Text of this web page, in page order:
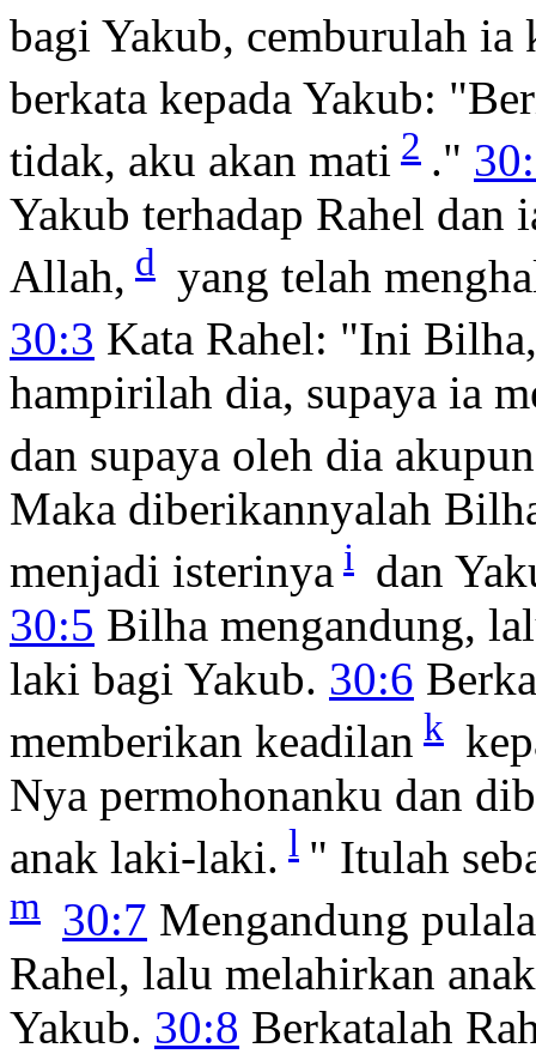
bagi Yakub, cemburulah ia
berkata kepada Yakub:
tidak, aku akan mati 2 ."
Yakub terhadap Rahel
Allah, d yang telah
30:3 Kata Rahel: "Ini Bilha,
hampirilah dia, supaya ia
dan supaya oleh dia
Maka diberikannyalah
menjadi isterinya i
dan
30:5 Bilha mengandung,
laki bagi Yakub. 30:6
memberikan keadilan k
Nya permohonanku dan
anak laki-laki. l " Itulah
m 30:7 Mengandung
Rahel, lalu melahirkan
Yakub. 30:8 Berkatalah